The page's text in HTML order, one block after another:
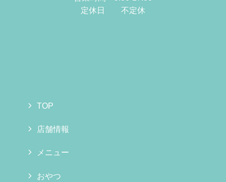
定休日 不定休
TOP
店舗情報
メニュー
おやつ